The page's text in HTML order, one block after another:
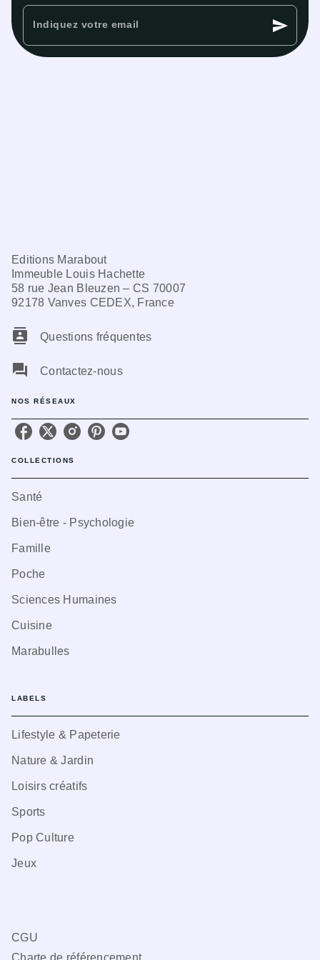
Indiquez votre email send
Editions Marabout
Immeuble Louis Hachette
58 rue Jean Bleuzen – CS 70007
92178 Vanves CEDEX, France
contacts Questions fréquentes
question_answer Contactez-nous
NOS RÉSEAUX
COLLECTIONS
Santé
Bien-être - Psychologie
Famille
Poche
Sciences Humaines
Cuisine
Marabulles
LABELS
Lifestyle & Papeterie
Nature & Jardin
Loisirs créatifs
Sports
Pop Culture
Jeux
CGU
Charte de référencement